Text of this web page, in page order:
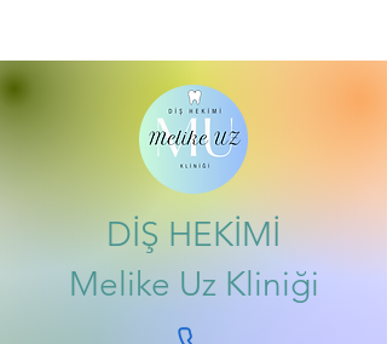
DİŞ HEKİMİ
Melike Uz Kliniği